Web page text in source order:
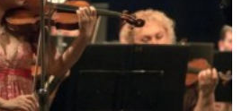
— супермаркет
двор
СТИХОВ НА ЗАКАЗ
— магазин мужской одежды